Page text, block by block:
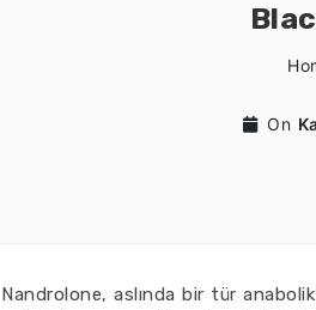
On
Nandrolone, aslında bir tür